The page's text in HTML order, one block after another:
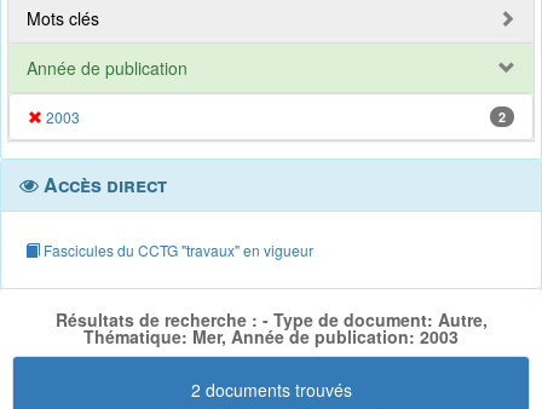
Mots clés
Année de publication
2003 2
Accès direct
Fascicules du CCTG "travaux" en vigueur
Résultats de recherche : - Type de document: Autre,
Thématique: Mer, Année de publication: 2003
2 documents trouvés